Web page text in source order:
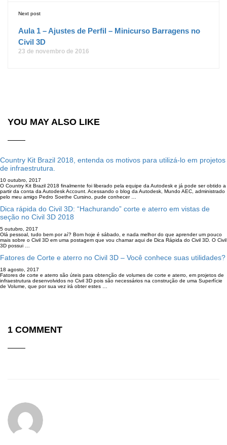
Next post
Aula 1 – Ajustes de Perfil – Minicurso Barragens no
Civil 3D
23 de novembro de 2016
YOU MAY ALSO LIKE
Country Kit Brazil 2018, entenda os motivos para utilizá-lo em projetos
de infraestrutura.
10 outubro, 2017
O Country Kit Brazil 2018 finalmente foi liberado pela equipe da Autodesk e já pode ser obtido a
partir da conta da Autodesk Account. Acessando o blog da Autodesk, Mundo AEC, administrado
pelo meu amigo Pedro Soethe Cursino, pude conhecer …
Dica rápida do Civil 3D: “Hachurando” corte e aterro em vistas de
seção no Civil 3D 2018
5 outubro, 2017
Olá pessoal, tudo bem por aí? Bom hoje é sábado, e nada melhor do que aprender um pouco
mais sobre o Civil 3D em uma postagem que vou chamar aqui de Dica Rápida do Civil 3D. O Civil
3D possui …
Fatores de Corte e aterro no Civil 3D – Você conhece suas utilidades?
18 agosto, 2017
Fatores de corte e aterro são úteis para obtenção de volumes de corte e aterro, em projetos de
infraestrutura desenvolvidos no Civil 3D pois são necessários na construção de uma Superfície
de Volume, que por sua vez irá obter estes …
1 COMMENT